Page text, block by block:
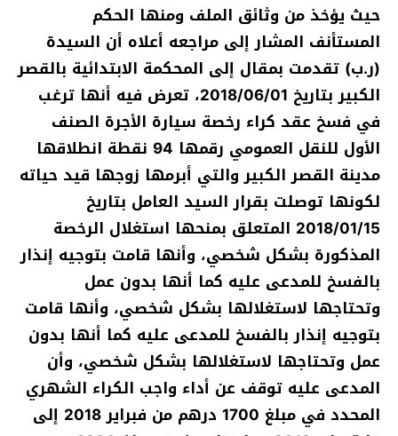
حيث يؤخذ من وثائق الملف ومنها الحكم
المستأنف المشار إلى مراجعه أعلاه أن السيدة
(ر.ب) تقدمت بمقال إلى المحكمة الابتدائية بالقصر
الكبير بتاريخ 2018/06/01، تعرض فيه أنها ترغب
في فسخ عقد كراء رخصة سيارة الأجرة الصنف
الأول للنقل العمومي رقمها 94 نقطة انطلاقها
مدينة القصر الكبير والتي أبرمها زوجها قيد حياته
لكونها توصلت بقرار السيد العامل بتاريخ
2018/01/15 المتعلق بمنحها استغلال الرخصة
المذكورة بشكل شخصي، وأنها قامت بتوجيه إنذار
بالفسخ للمدعى عليه كما أنها بدون عمل
وتحتاجها لاستغلالها بشكل شخصي، وأنها قامت
بتوجيه إنذار بالفسخ للمدعى عليه كما أنها بدون
عمل وتحتاجها لاستغلالها بشكل شخصي، وأن
المدعى عليه توقف عن أداء واجب الكراء الشهري
المحدد في مبلغ 1700 درهم من فبراير 2018 إلى